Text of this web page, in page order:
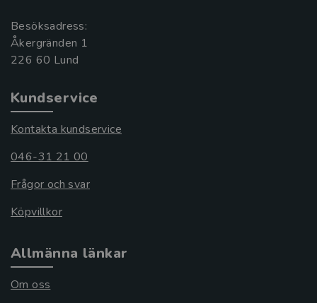
Besöksadress:
Åkergränden 1
Kundservice
Kontakta kundservice
046-31 21 00
Frågor och svar
Köpvillkor
Allmänna länkar
Om oss